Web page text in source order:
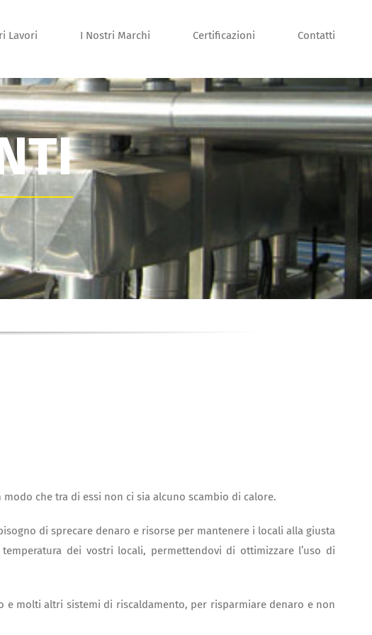
Lavori I Nostri Marchi Certificazioni Contatti
che tra di essi non ci sia alcuno scambio di calore.
di sprecare denaro e risorse per mantenere i locali alla giusta
dei vostri locali, permettendovi di ottimizzare l’uso di
e molti altri sistemi di riscaldamento, per risparmiare denaro e non